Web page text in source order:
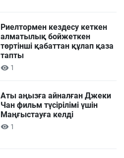
Риелтормен кездесу кеткен
алматылық бойжеткен
төртінші қабаттан құлап қаза
тапты
1
Аты аңызға айналған Джеки
Чан фильм түсірілімі үшін
Маңғыстауға келді
1